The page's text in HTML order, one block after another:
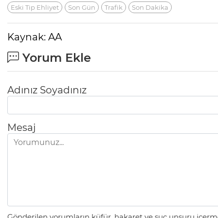
Eski Tip Ehliyet Son Gün Trafik Son Dakika
Kaynak: AA
Yorum Ekle
Adınız Soyadınız
Mesaj